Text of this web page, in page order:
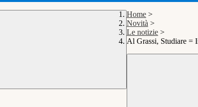
Home >
Novità >
Le notizie >
Al Grassi, Studiare =